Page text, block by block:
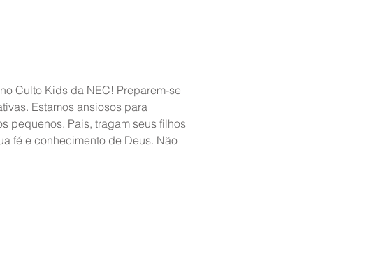
Culto Kids da NEC! Preparem-se
Estamos ansiosos para
pequenos. Pais, tragam seus filhos
fé e conhecimento de Deus. Não